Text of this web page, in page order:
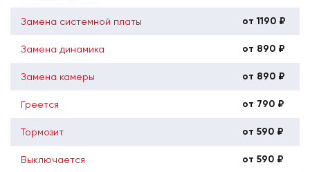
Замена системной платы от 1190 ₽
Замена динамика от 890 ₽
Замена камеры от 890 ₽
Греется от 790 ₽
Тормозит от 590 ₽
Выключается от 590 ₽